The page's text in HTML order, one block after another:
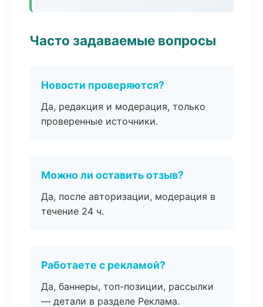
Часто задаваемые вопросы
Новости проверяются?
Да, редакция и модерация, только
проверенные источники.
Можно ли оставить отзыв?
Да, после авторизации, модерация в
течение 24 ч.
Работаете с рекламой?
Да, баннеры, топ-позиции, рассылки
— детали в разделе Реклама.